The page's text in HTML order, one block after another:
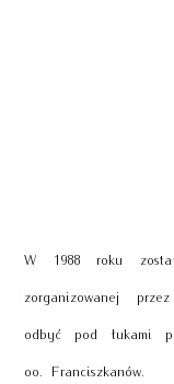
W 1988 roku
zorganizowanej
odbyć pod łukami
oo. Franciszkanów.